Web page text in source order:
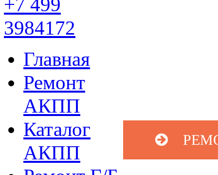
3984172
Главная
Ремонт
АКПП
Каталог
АКПП